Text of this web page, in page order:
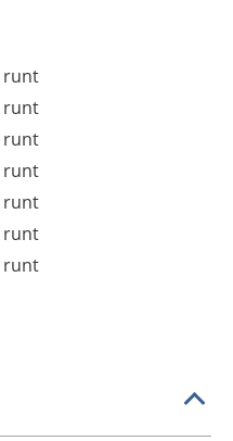
runt
runt
runt
runt
runt
runt
runt